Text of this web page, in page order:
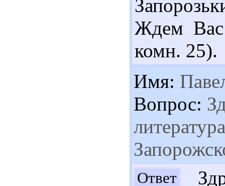
Ждем Вас
комн. 25).
Имя:
Вопрос:
Ответ